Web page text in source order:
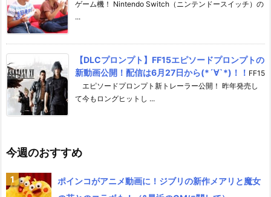
ゲーム機！ Nintendo Switch（ニンテンドースイッチ）の
...
【DLCプロンプト】FF15エピソードプロンプトの
新動画公開！配信は6月27日から(*´∀`*)！！ FF15
エピソードプロンプト新トレーラー公開！ 昨年発売し
て今もロングヒットし ...
今週のおすすめ
ポインコがアニメ動画に！ジブリの新作メアリと魔女